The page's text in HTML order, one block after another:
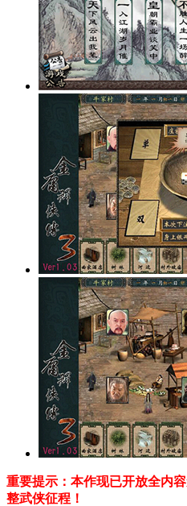
重要提示：本作现已开放全内
整武侠征程！